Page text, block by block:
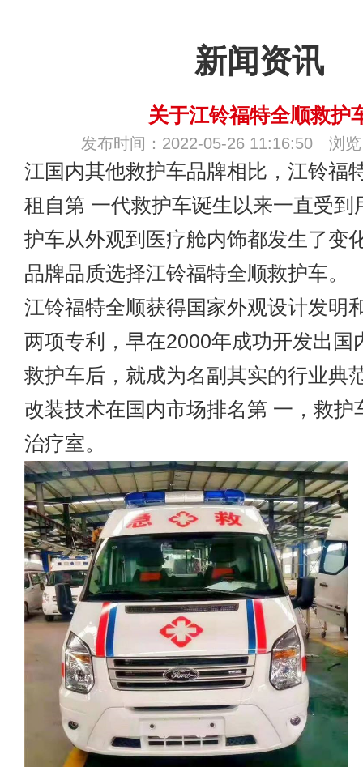
新闻资讯
关于江铃福特全顺救护
发布时间：2022-05-26 11:16:50 浏览
江国内其他救护车品牌相比，江铃福
租 自第 一代救护车诞生以来一直受到
护车从外观到医疗舱内饰都发生了变
品牌品质选择江铃福特全顺救护车。
江铃福特全顺获得国家外观设计发明
两项专利，早在2000年成功开发出国
救护车后，就成为名副其实的行业典
改装技术在国内市场排名第 一，救护
治疗室。